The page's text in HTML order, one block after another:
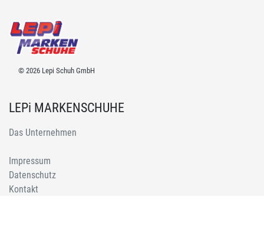
© 2026 Lepi Schuh GmbH
LEPi MARKENSCHUHE
Das Unternehmen
Impressum
Datenschutz
Kontakt